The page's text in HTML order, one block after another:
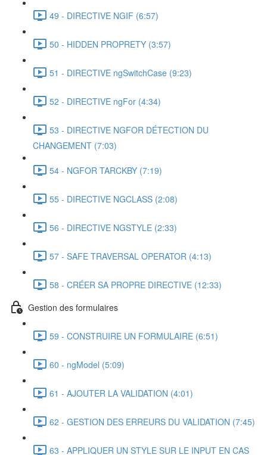
49 - DIRECTIVE NGIF (6:57)
50 - HIDDEN PROPRETY (3:57)
51 - DIRECTIVE ngSwitchCase (9:23)
52 - DIRECTIVE ngFor (4:34)
53 - DIRECTIVE NGFOR DÉTECTION DU
CHANGEMENT (7:03)
54 - NGFOR TARCKBY (7:19)
55 - DIRECTIVE NGCLASS (2:08)
56 - DIRECTIVE NGSTYLE (2:33)
57 - SAFE TRAVERSAL OPERATOR (4:13)
58 - CRÉER SA PROPRE DIRECTIVE (12:33)
Gestion des formulaires
59 - CONSTRUIRE UN FORMULAIRE (6:51)
60 - ngModel (5:09)
61 - AJOUTER LA VALIDATION (4:01)
62 - GESTION DES ERREURS DU VALIDATION (7:45)
63 - APPLIQUER UN STYLE SUR LE INPUT EN CAS